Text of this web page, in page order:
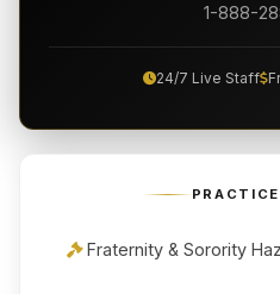
1-888-
24/7 Live Staff
Fraternity & Sorority